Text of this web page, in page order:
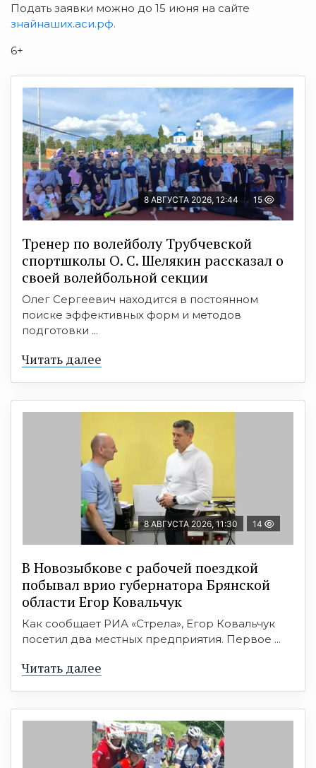
Подать заявки можно до 15 июня на сайте
знайнаших.аси.рф.
6+
8 АВГУСТА 2026, 12:44 15
Тренер по волейболу Трубчевской
спортшколы О. С. Шелякин рассказал о
своей волейбольной секции
Олег Сергеевич находится в постоянном
поиске эффективных форм и методов
подготовки ...
Читать далее
8 АВГУСТА 2026, 11:30 14
В Новозыбкове с рабочей поездкой
побывал врио губернатора Брянской
области Егор Ковальчук
Как сообщает РИА «Стрела», Егор Ковальчук
посетил два местных предприятия. Первое ...
Читать далее